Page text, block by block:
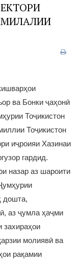
ва Бонки ҷаҳонӣ
Тоҷикистон
Тоҷикистон
иҷроияи Хазинаи
гардид.
назар аз шароити
дошта,
аз ҷумла ҳаҷми
захираҳои
молиявӣ ва
рақамии